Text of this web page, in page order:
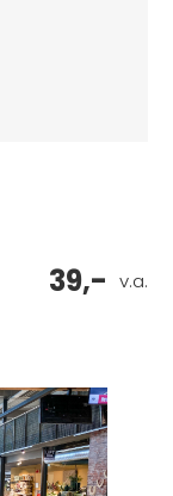
v.a.
39,-